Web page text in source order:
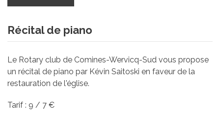
Récital de piano
Le Rotary club de Comines-Wervicq-Sud vous propose
un récital de piano par Kévin Saitoski en faveur de la
restauration de l'église.
Tarif : 9 / 7 €